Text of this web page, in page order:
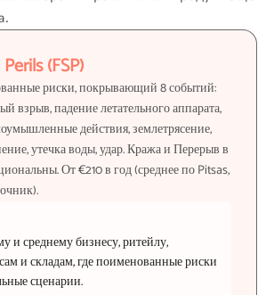
(FSP)
риски, покрывающий 8 событий:
взрыв, падение летательного аппарата,
действия, землетрясение,
утечка воды, удар. Кража и Перерыв в
От €210 в год (среднее по Pitsas,
и среднему бизнесу, ритейлу,
и складам, где поименованные риски
сценарии.